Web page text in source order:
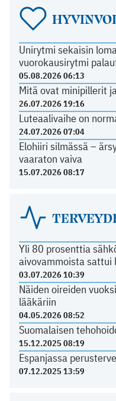
Unirytmi sekaisin
vuorokausirytmi
05.08.2026 06:13
Mitä ovat minipillerit
26.07.2026 19:16
Luteaalivaihe on
24.07.2026 07:04
Elohiiri silmässä –
vaaraton vaiva
15.07.2026 08:17
Yli 80 prosenttia
aivovammoista sattui
03.07.2026 10:39
Näiden oireiden
lääkäriin
04.05.2026 08:52
Suomalaisen
15.12.2025 08:19
Espanjassa
07.12.2025 13:59